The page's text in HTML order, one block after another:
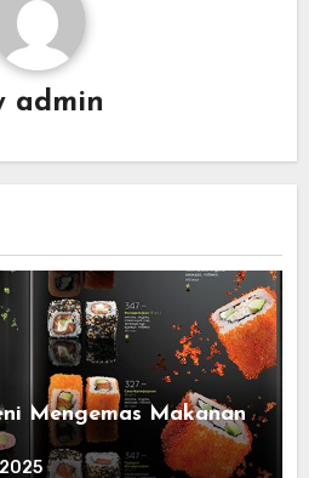
admin
Mengemas Makanan